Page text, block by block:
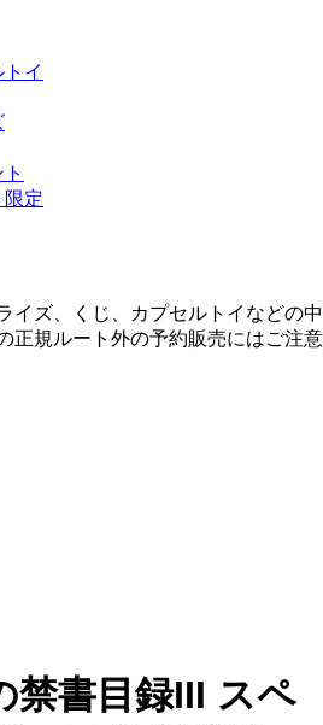
イ
限定
イズ、くじ、カプセルトイなどの中
正規ルート外の予約販売にはご注意
禁書目録III スペ